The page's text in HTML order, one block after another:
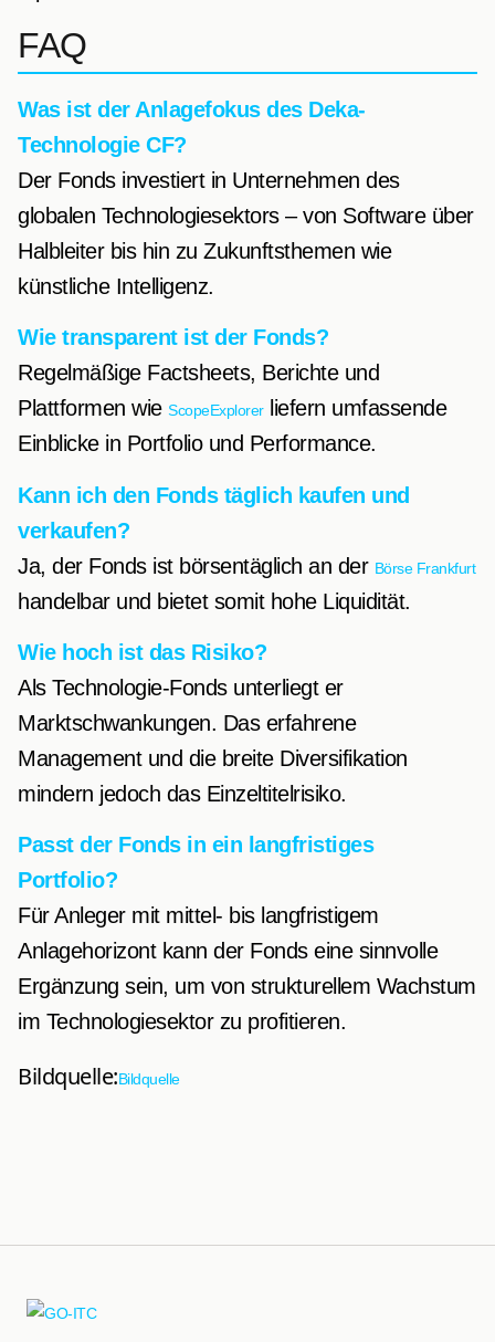
FAQ
Was ist der Anlagefokus des Deka-
Technologie CF?
Der Fonds investiert in Unternehmen des
globalen Technologiesektors – von Software über
Halbleiter bis hin zu Zukunftsthemen wie
künstliche Intelligenz.
Wie transparent ist der Fonds?
Regelmäßige Factsheets, Berichte und
Plattformen wie ScopeExplorerliefern umfassende
Einblicke in Portfolio und Performance.
Kann ich den Fonds täglich kaufen und
verkaufen?
Ja, der Fonds ist börsentäglich an der Börse Frankfurt
handelbar und bietet somit hohe Liquidität.
Wie hoch ist das Risiko?
Als Technologie-Fonds unterliegt er
Marktschwankungen. Das erfahrene
Management und die breite Diversifikation
mindern jedoch das Einzeltitelrisiko.
Passt der Fonds in ein langfristiges
Portfolio?
Für Anleger mit mittel- bis langfristigem
Anlagehorizont kann der Fonds eine sinnvolle
Ergänzung sein, um von strukturellem Wachstum
im Technologiesektor zu profitieren.
Bildquelle:Bildquelle